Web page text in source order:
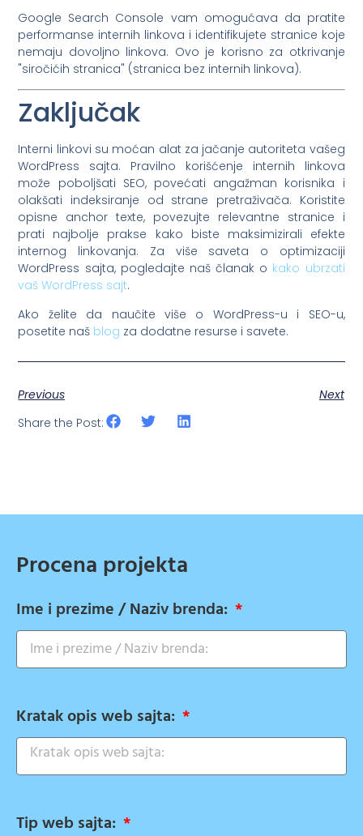
Google Search Console vam omogućava da pratite
performanse internih linkova i identifikujete stranice koje
nemaju dovoljno linkova. Ovo je korisno za otkrivanje
"siročićih stranica" (stranica bez internih linkova).
Zaključak
Interni linkovi su moćan alat za jačanje autoriteta vašeg
WordPress sajta. Pravilno korišćenje internih linkova
može poboljšati SEO, povećati angažman korisnika i
olakšati indeksiranje od strane pretraživača. Koristite
opisne anchor texte, povezujte relevantne stranice i
prati najbolje prakse kako biste maksimizirali efekte
internog linkovanja. Za više saveta o optimizaciji
WordPress sajta, pogledajte naš članak o kako ubrzati
vaš WordPress sajt.
Ako želite da naučite više o WordPress-u i SEO-u,
posetite naš blog za dodatne resurse i savete.
Previous
Next
Share the Post:
Procena projekta
Ime i prezime / Naziv brenda:
Kratak opis web sajta:
Tip web sajta: